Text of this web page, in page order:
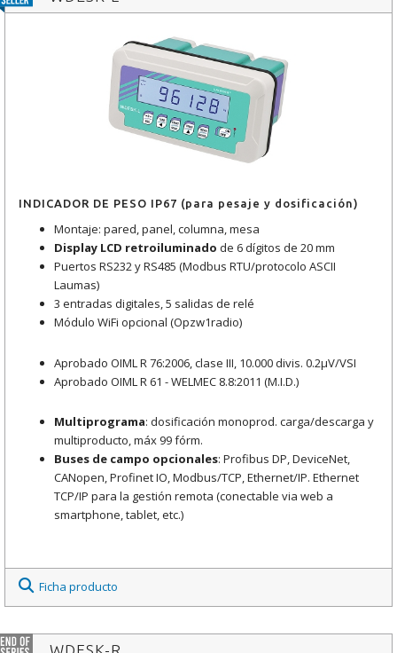
INDICADOR DE PESO IP67 (para pesaje y dosificación)
Montaje: pared, panel, columna, mesa
Display LCD retroiluminado de 6 dígitos de 20 mm
Puertos RS232 y RS485 (Modbus RTU/protocolo ASCII
Laumas)
3 entradas digitales, 5 salidas de relé
Módulo WiFi opcional (Opzw1radio)
Aprobado OIML R 76:2006, clase III, 10.000 divis. 0.2μV/VSI
Aprobado OIML R 61 - WELMEC 8.8:2011 (M.I.D.)
Multiprograma: dosificación monoprod. carga/descarga y
multiproducto, máx 99 fórm.
Buses de campo opcionales: Profibus DP, DeviceNet,
CANopen, Profinet IO, Modbus/TCP, Ethernet/IP. Ethernet
TCP/IP para la gestión remota (conectable via web a
smartphone, tablet, etc.)
Ficha producto